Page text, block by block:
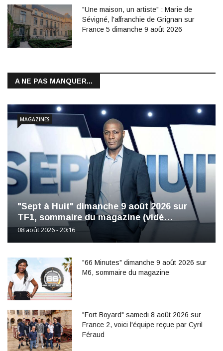
"Une maison, un artiste" : Marie de
Sévigné, l'affranchie de Grignan sur
France 5 dimanche 9 août 2026
A NE PAS MANQUER...
"Sept à Huit" dimanche 9 août 2026 sur
TF1, sommaire du magazine (vidé…
08 août 2026 - 20:16
MAGAZINES
"66 Minutes" dimanche 9 août 2026 sur
M6, sommaire du magazine
"Fort Boyard" samedi 8 août 2026 sur
France 2, voici l'équipe reçue par Cyril
Féraud